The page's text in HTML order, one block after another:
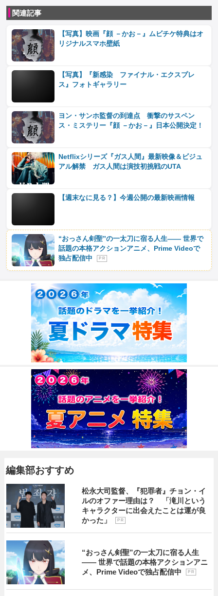
関連記事
【写真】映画『顔 －かお－』ムビチケ特典はオ
リジナルスマホ壁紙
【写真】『新感染 ファイナル・エクスプレ
ス』フォトギャラリー
ヨン・サンホ監督の到達点 衝撃のサスペン
ス・ミステリー『顔 －かお－』日本公開決定！
Netflixシリーズ『ガス人間』最新映像＆ビジュ
アル解禁 ガス人間は演技初挑戦のUTA
【週末なに見る？】今週公開の最新映画情報
“おっさん剣聖”の一太刀に宿る人生―― 世界で
話題の本格アクションアニメ、Prime Videoで
独占配信中
P R
編集部おすすめ
松永大司監督、『犯罪者』チョン・イ
ルのオファー理由は？ 「滝川という
キャラクターに出会えたことは運が良
かった」
P R
“おっさん剣聖”の一太刀に宿る人生
―― 世界で話題の本格アクションアニ
メ、Prime Videoで独占配信中
P R